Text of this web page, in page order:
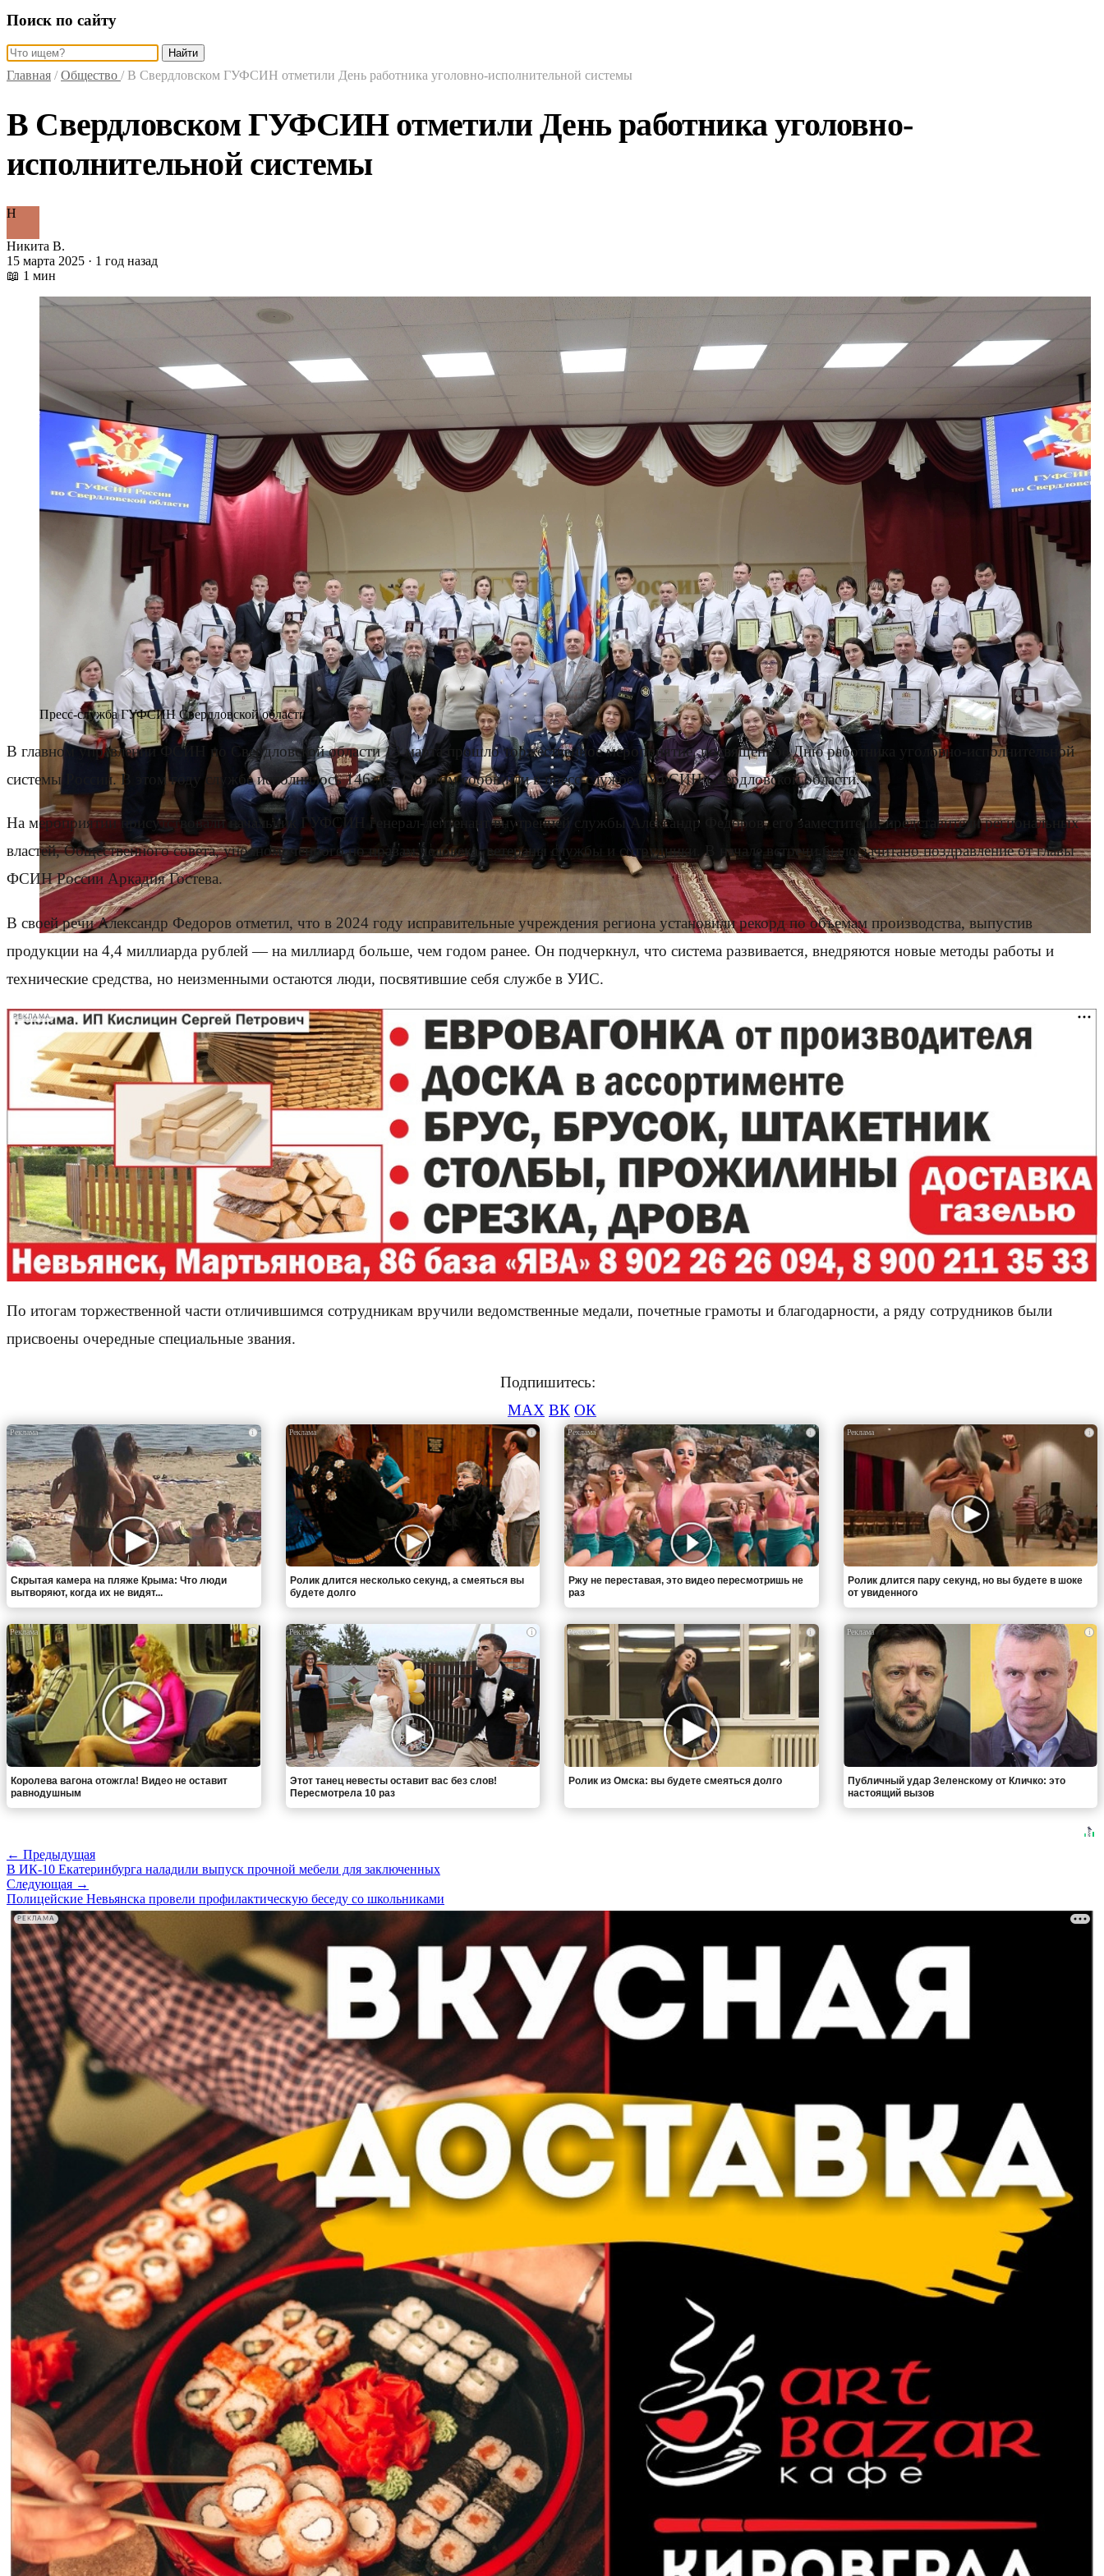
Поиск по сайту
Найти
Главная / Общество / В Свердловском ГУФСИН отметили День работника уголовно-исполнительной системы
В Свердловском ГУФСИН отметили День работника уголовно-
исполнительной системы
Н
Никита В.
15 марта 2025 · 1 год назад
📖 1 мин
Пресс-служба ГУФСИН Свердловской области
В главном управлении ФСИН по Свердловской области 13 марта прошло торжественное мероприятие, посвященное Дню работника уголовно-исполнительной
системы России. В этом году службе исполнилось 146 лет. Об этом сообщили в пресс-службе ГУФСИН Свердловской области.
На мероприятии присутствовали начальник ГУФСИН генерал-лейтенант внутренней службы Александр Федоров, его заместители, представители региональных
властей, Общественного совета, уполномоченного по правам человека, ветераны службы и сотрудники. В начале встречи было зачитано поздравление от главы
ФСИН России Аркадия Гостева.
В своей речи Александр Федоров отметил, что в 2024 году исправительные учреждения региона установили рекорд по объемам производства, выпустив
продукции на 4,4 миллиарда рублей — на миллиард больше, чем годом ранее. Он подчеркнул, что система развивается, внедряются новые методы работы и
технические средства, но неизменными остаются люди, посвятившие себя службе в УИС.
РЕКЛАМА
По итогам торжественной части отличившимся сотрудникам вручили ведомственные медали, почетные грамоты и благодарности, а ряду сотрудников были
присвоены очередные специальные звания.
Подпишитесь:
MAX ВК ОК
i
Скрытая камера на пляже Крыма: Что люди
вытворяют, когда их не видят...
i
Ролик длится несколько секунд, а смеяться вы
будете долго
i
Ржу не переставая, это видео пересмотришь не
раз
i
Ролик длится пару секунд, но вы будете в шоке
от увиденного
i
Королева вагона отожгла! Видео не оставит
равнодушным
i
Этот танец невесты оставит вас без слов!
Пересмотрела 10 раз
i
Ролик из Омска: вы будете смеяться долго
i
Публичный удар Зеленскому от Кличко: это
настоящий вызов
← Предыдущая
В ИК-10 Екатеринбурга наладили выпуск прочной мебели для заключенных
Следующая →
Полицейские Невьянска провели профилактическую беседу со школьниками
РЕКЛАМА